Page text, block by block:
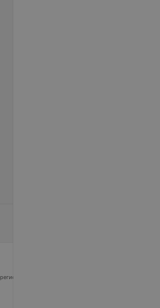
регистрирующий орган - Минский горисполком